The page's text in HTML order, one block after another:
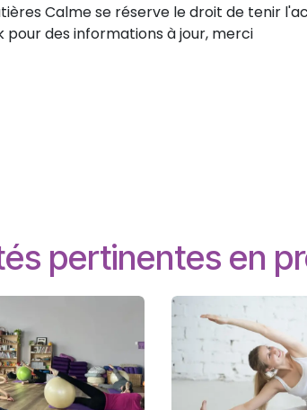
Calme se réserve le droit de tenir
des informations à jour, merci
pertinentes en